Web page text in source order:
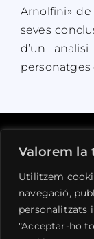
Valorem la
Utilitzem
navegació,
personalitzats
"Acceptar-ho
Arnolfini»
seves
d’un
personatges
Avís legal